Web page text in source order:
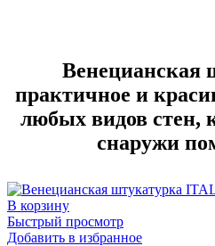
Венецианская
практичное и
любых видов стен,
снаружи
В корзину
Быстрый просмотр
Добавить в избранное